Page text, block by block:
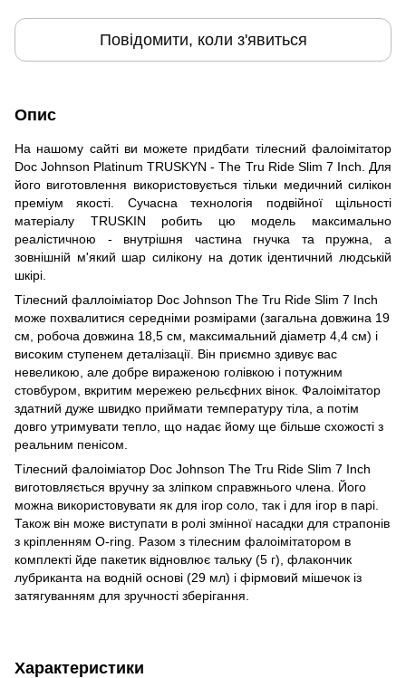
Повідомити, коли з'явиться
Опис
На нашому сайті ви можете придбати тілесний фалоімітатор
Doc Johnson Platinum TRUSKYN - The Tru Ride Slim 7 Inch. Для
його виготовлення використовується тільки медичний силікон
преміум якості. Сучасна технологія подвійної щільності
матеріалу TRUSKIN робить цю модель максимально
реалістичною - внутрішня частина гнучка та пружна, а
зовнішній м'який шар силікону на дотик ідентичний людській
шкірі.
Тілесний фаллоіміатор Doc Johnson The Tru Ride Slim 7 Inch
може похвалитися середніми розмірами (загальна довжина 19
см, робоча довжина 18,5 см, максимальний діаметр 4,4 см) і
високим ступенем деталізації. Він приємно здивує вас
невеликою, але добре вираженою голівкою і потужним
стовбуром, вкритим мережею рельєфних вінок. Фалоімітатор
здатний дуже швидко приймати температуру тіла, а потім
довго утримувати тепло, що надає йому ще більше схожості з
реальним пенісом.
Тілесний фалоіміатор Doc Johnson The Tru Ride Slim 7 Inch
виготовляється вручну за зліпком справжнього члена. Його
можна використовувати як для ігор соло, так і для ігор в парі.
Також він може виступати в ролі змінної насадки для страпонів
з кріпленням O-ring. Разом з тілесним фалоімітатором в
комплекті йде пакетик відновлює тальку (5 г), флакончик
лубриканта на водній основі (29 мл) і фірмовий мішечок із
затягуванням для зручності зберігання.
Характеристики